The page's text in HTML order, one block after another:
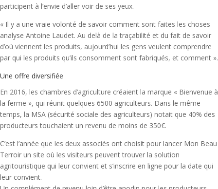
participent à l’envie d’aller voir de ses yeux.
« Il y a une vraie volonté de savoir comment sont faites les choses
analyse Antoine Laudet. Au delà de la traçabilité et du fait de savoir
d’où viennent les produits, aujourd’hui les gens veulent comprendre
par qui les produits qu’ils consomment sont fabriqués, et comment ».
Une offre diversifiée
En 2016, les chambres d’agriculture créaient la marque « Bienvenue à
la ferme », qui réunit quelques 6500 agriculteurs. Dans le même
temps, la MSA (sécurité sociale des agriculteurs) notait que 40% des
producteurs touchaient un revenu de moins de 350€.
C’est l’année que les deux associés ont choisit pour lancer Mon Beau
Terroir un site où les visiteurs peuvent trouver la solution
agritouristique qui leur convient et s’inscrire en ligne pour la date qui
leur convient.